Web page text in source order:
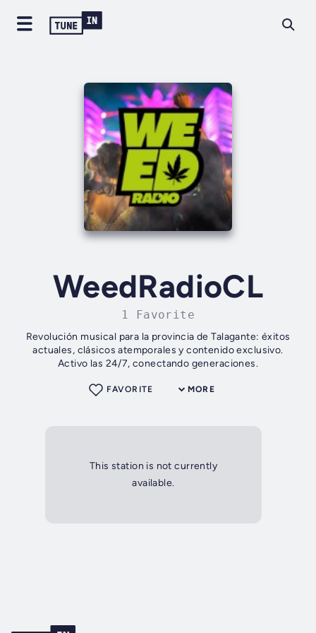
WeedRadioCL
1 Favorite
Revolución musical para la provincia de Talagante: éxitos
actuales, clásicos atemporales y contenido exclusivo.
Activo las 24/7, conectando generaciones.
MORE
FAVORITE
This station is not currently
available.